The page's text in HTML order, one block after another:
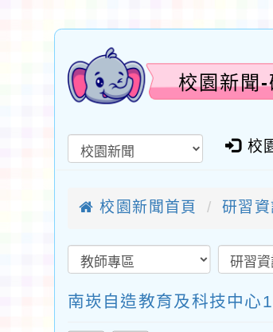
校園新聞
校
校園新聞首頁 研習資
南崁自造教育及科技中心